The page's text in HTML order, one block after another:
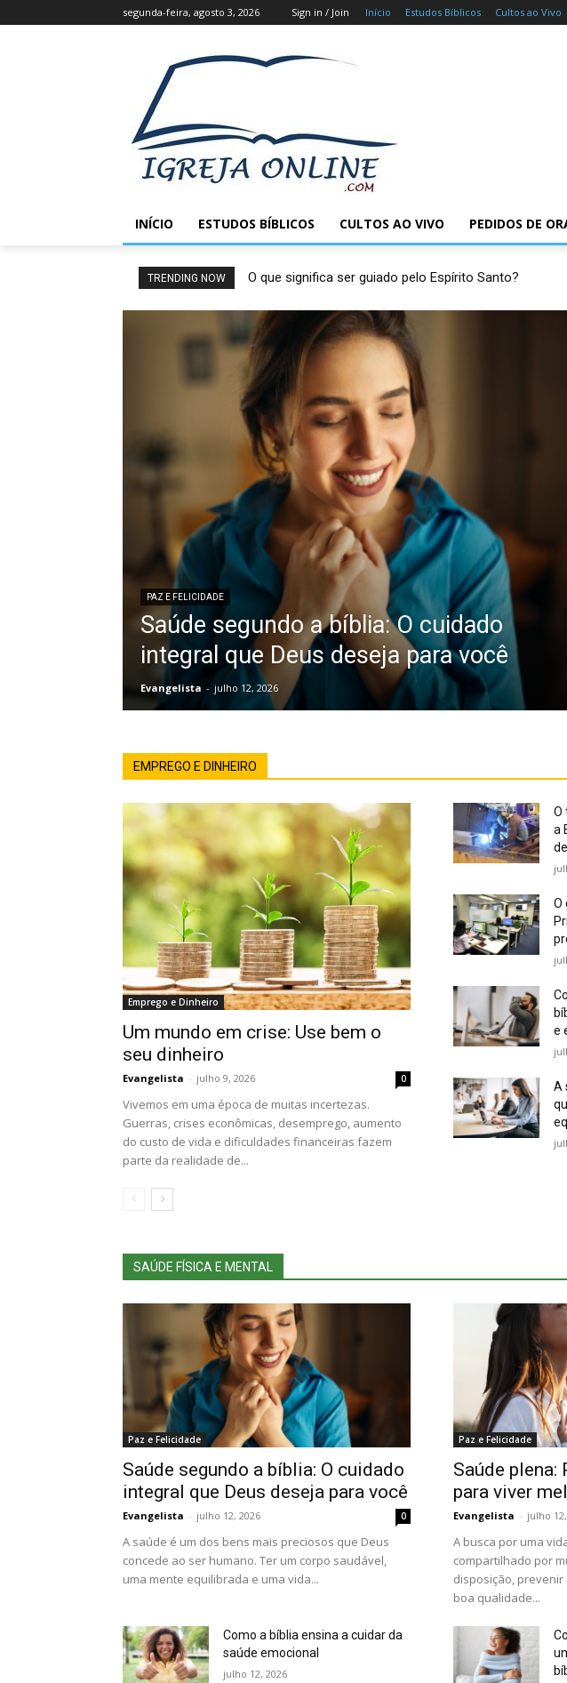
segunda-feira, agosto 3, 2026 Sign in / Join Início Estudos Bíblicos Cultos ao Vivo
INÍCIO ESTUDOS BÍBLICOS CULTOS AO VIVO PEDIDOS DE
TRENDING NOW O que significa ser guiado pelo Espírito Santo?
PAZ E FELICIDADE
Saúde segundo a bíblia: O cuidado
integral que Deus deseja para você
Evangelista - julho 12, 2026
EMPREGO E DINHEIRO
Emprego e Dinheiro
Um mundo em crise: Use bem o
seu dinheiro
Evangelista - julho 9, 2026 0
Vivemos em uma época de muitas incertezas.
Guerras, crises econômicas, desemprego, aumento
do custo de vida e dificuldades financeiras fazem
parte da realidade de...
O
a
O
e
A
SAÚDE FÍSICA E MENTAL
Paz e Felicidade
Saúde segundo a bíblia: O cuidado
integral que Deus deseja para você
Evangelista - julho 12, 2026 0
A saúde é um dos bens mais preciosos que Deus
concede ao ser humano. Ter um corpo saudável,
uma mente equilibrada e uma vida...
Paz e Felicidade
Saúde
para viver
Evangelista - julho
A busca por uma
compartilhado por
disposição,
boa qualidade...
Como a bíblia ensina a cuidar da
saúde emocional
julho 12, 2026